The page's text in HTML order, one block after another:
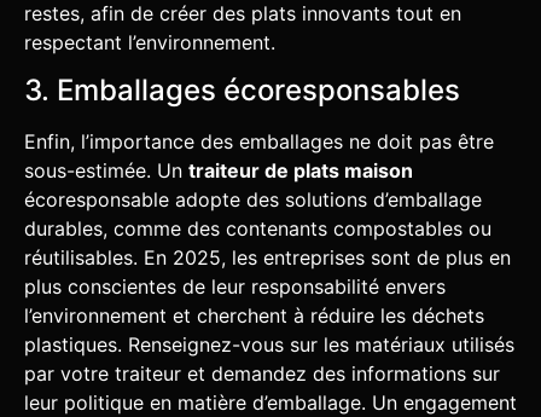
restes, afin de créer des plats innovants tout en
respectant l’environnement.
3. Emballages écoresponsables
Enfin, l’importance des emballages ne doit pas être
sous-estimée. Un traiteur de plats maison
écoresponsable adopte des solutions d’emballage
durables, comme des contenants compostables ou
réutilisables. En 2025, les entreprises sont de plus en
plus conscientes de leur responsabilité envers
l’environnement et cherchent à réduire les déchets
plastiques. Renseignez-vous sur les matériaux utilisés
par votre traiteur et demandez des informations sur
leur politique en matière d’emballage. Un engagement